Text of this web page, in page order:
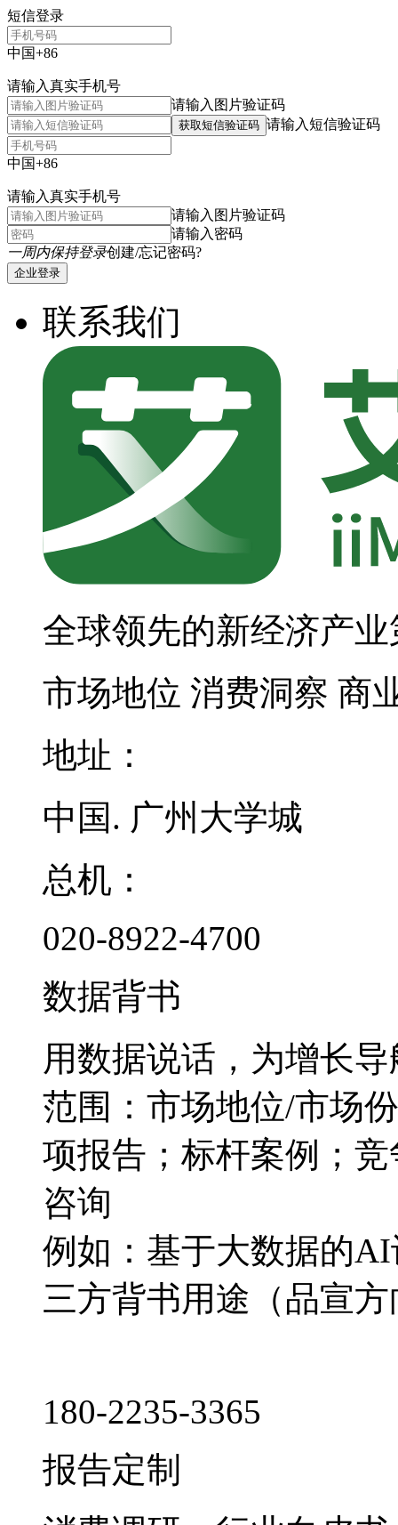
短信登录
中国+86
请输入真实手机号
请输入图片验证码
获取短信验证码 请输入短信验证码
中国+86
请输入真实手机号
请输入图片验证码
请输入密码
一周内保持登录创建/忘记密码?
企业登录
联系我们
全球领先的新经济产
市场地位 消费洞察 商
地址：
中国. 广州大学城
总机：
020-8922-4700
数据背书
用数据说话，为增长导
范围：市场地位/市场
项报告；标杆案例；
咨询
例如：基于大数据的
三方背书用途（品宣
180-2235-3365
报告定制